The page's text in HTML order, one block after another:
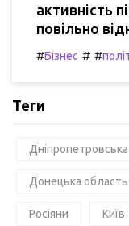
активність
повільно
#Бізнес # #
Теги
Донецька область
Росіяни Київ